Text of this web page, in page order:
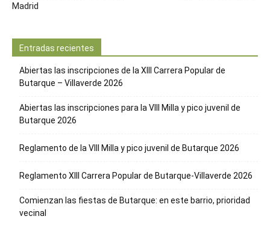
Madrid
Entradas recientes
Abiertas las inscripciones de la XIII Carrera Popular de
Butarque – Villaverde 2026
Abiertas las inscripciones para la VIII Milla y pico juvenil de
Butarque 2026
Reglamento de la VIII Milla y pico juvenil de Butarque 2026
Reglamento XIII Carrera Popular de Butarque-Villaverde 2026
Comienzan las fiestas de Butarque: en este barrio, prioridad
vecinal